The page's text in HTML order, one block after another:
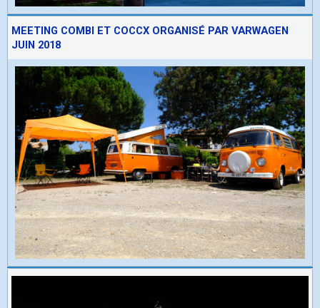
MEETING COMBI ET COCCX ORGANISÉ PAR VARWAGEN
JUIN 2018